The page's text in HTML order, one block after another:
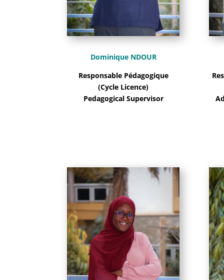
Dominique NDOUR
Responsable Pédagogique
(Cycle Licence)
Pedagogical Supervisor